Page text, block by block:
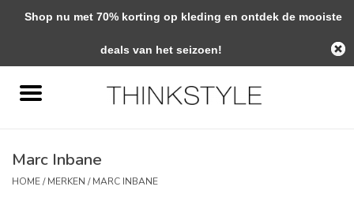
0 Artikelen - €0,00
Woondecoratie
Marc Inbane
HOME/MERKEN /MARC INBANE
Shop nu met 70% korting op kleding en ontdek de mooiste
deals van het seizoen!